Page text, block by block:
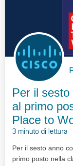
Per il
al primo
Place to
3 minuto di lettura
Per il sesto anno
primo posto nella